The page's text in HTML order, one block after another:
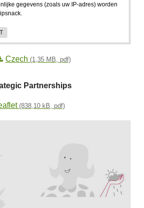
gegevens (zoals uw IP-adres) worden
Czech (1,35 MB, pdf)
Partnerships
(838,10 kB, pdf)